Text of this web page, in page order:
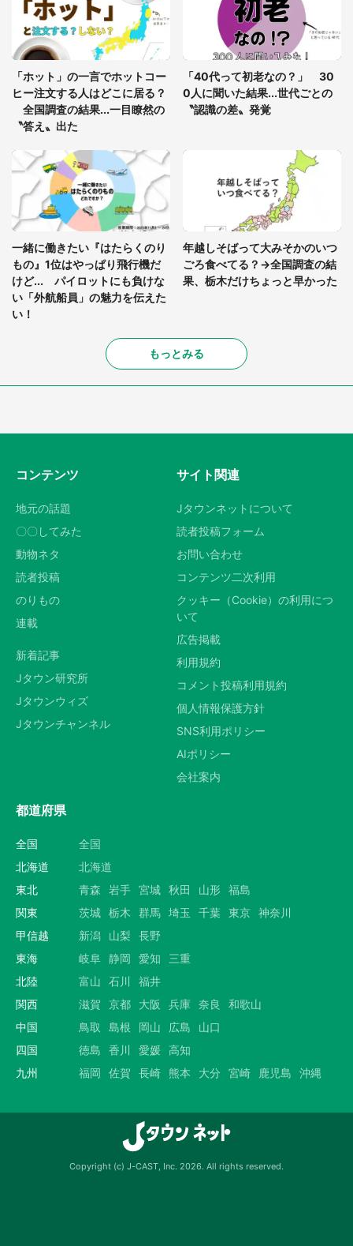
を求めると、住人の男性が...」
「孫にあげると思って、あなたにこれをあげる」
真夏の山道で見知らぬお婆さんに握らされたもの
（山口県・30代女性）
「ホット」の一言でホットコー
ヒー注文する人はどこに居る？
全国調査の結果...一目瞭然の
〝答え〟出た
「40代って初老なの？」 30
0人に聞いた結果...世代ごとの
〝認識の差〟発覚
一緒に働きたい『はたらくのり
もの』1位はやっぱり飛行機だ
けど... パイロットにも負けな
い「外航船員」の魅力を伝えた
い！
年越しそばって大みそかのいつ
ごろ食べてる？→全国調査の結
果、栃木だけちょっと早かった
もっとみる
コンテンツ
地元の話題
〇〇してみた
動物ネタ
読者投稿
のりもの
連載
新着記事
Jタウン研究所
Jタウンウィズ
Jタウンチャンネル
サイト関連
Jタウンネットについて
読者投稿フォーム
お問い合わせ
コンテンツ二次利用
クッキー（Cookie）の利用につ
いて
広告掲載
利用規約
コメント投稿利用規約
個人情報保護方針
SNS利用ポリシー
AIポリシー
会社案内
都道府県
全国
全国
北海道
北海道
東北
青森 岩手 宮城 秋田 山形 福島
関東
茨城 栃木 群馬 埼玉 千葉 東京 神奈川
甲信越
新潟 山梨
長野
東海
岐阜 静岡 愛知
三重
北陸
富山 石川
福井
関西
滋賀 京都 大阪 兵庫 奈良
和歌山
中国
鳥取 島根 岡山 広島
山口
四国
徳島 香川 愛媛 高知
九州
福岡 佐賀 長崎 熊本 大分 宮崎 鹿児島 沖縄
Copyright (c) J-CAST, Inc. 2026. All rights reserved.